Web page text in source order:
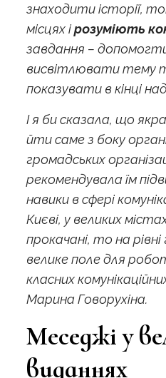
знаходити історії,
місцях ірозуміють
завдання –
висвітлювати тему
показувати в кінці
І я би сказала, що
йти саме з боку
громадських
рекомендувала їм
навики в сфері
Києві, у великих
прокачані, то на
велике поле для
класних
Марина Говорухіна.
Меседжі у
виданнях